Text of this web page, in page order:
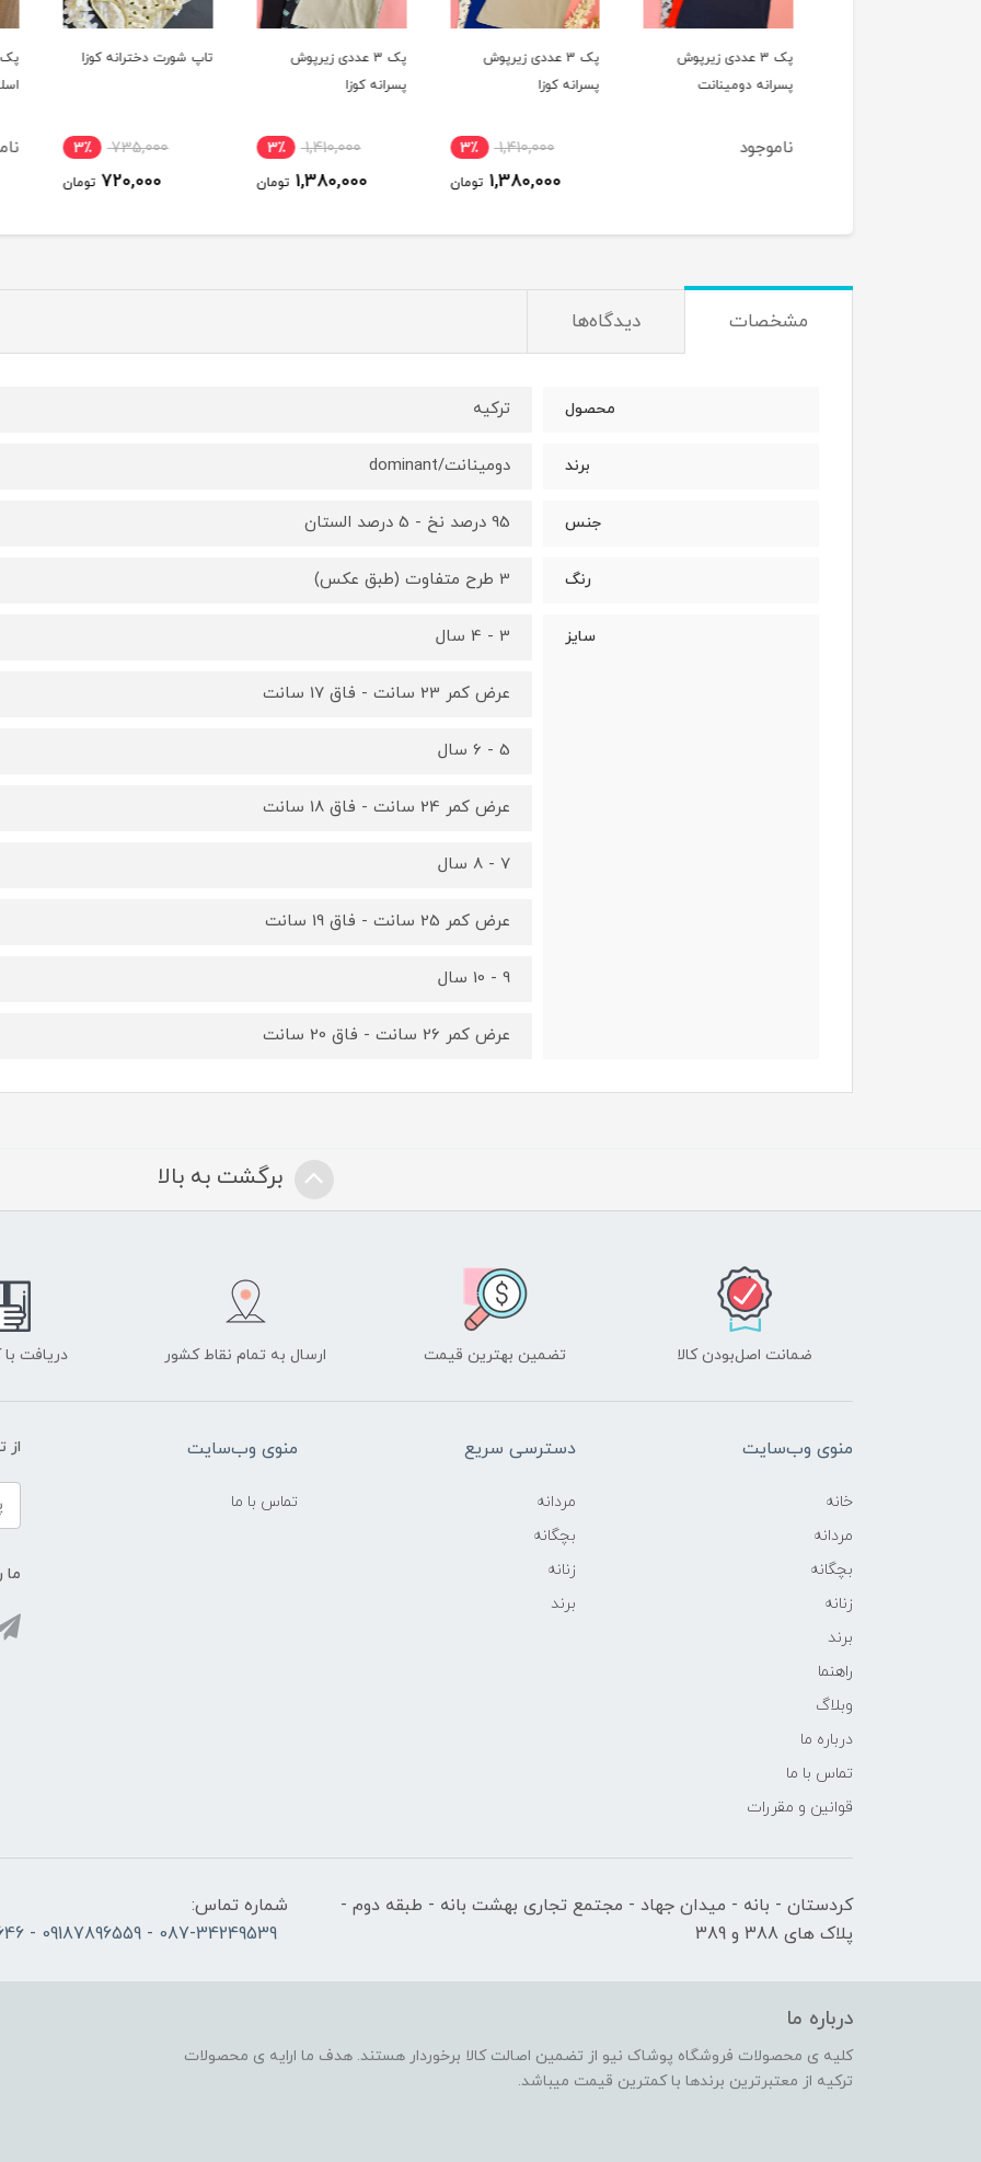
پک 3 عددی زیرپوش
پسرانه دومینانت
ناموجود
پک 3 عددی زیرپوش
پسرانه کوزا
1,410,000 3٪
1,380,000 تومان
پک 3 عددی زیرپوش
پسرانه کوزا
1,410,000 3٪
1,380,000 تومان
تاپ شورت دخترانه کوزا
735,000 3٪
720,000 تومان
مشخصات دیدگاه‌ها
محصول ترکیه
برند دومینانت/dominant
جنس 95 درصد نخ - 5 درصد الستان
رنگ 3 طرح متفاوت (طبق عکس)
سایز 3 - 4 سال
عرض کمر 23 سانت - فاق 17 سانت
5 - 6 سال
عرض کمر 24 سانت - فاق 18 سانت
7 - 8 سال
عرض کمر 25 سانت - فاق 19 سانت
9 - 10 سال
عرض کمر 26 سانت - فاق 20 سانت
برگشت به بالا
ضمانت اصل‌بودن کالا تضمین بهترین قیمت ارسال به تمام نقاط کشور دریافت
منوی وب‌سایت
خانه
مردانه
بچگانه
زنانه
برند
راهنما
وبلاگ
درباره ما
تماس با ما
قوانین و مقررات
دسترسی سریع
مردانه
بچگانه
زنانه
برند
منوی وب‌سایت
تماس با ما
از
ما
کردستان - بانه - میدان جهاد - مجتمع تجاری بهشت بانه - طبقه دوم -
پلاک های 388 و 389
شماره تماس:
087-34249539 - 09187896559 - 09186686646
درباره ما
کلیه ی محصولات فروشگاه پوشاک نیو از تضمین اصالت کالا برخوردار هستند. هدف ما ارایه ی محصولات
ترکیه از معتبرترین برندها با کمترین قیمت میباشد.